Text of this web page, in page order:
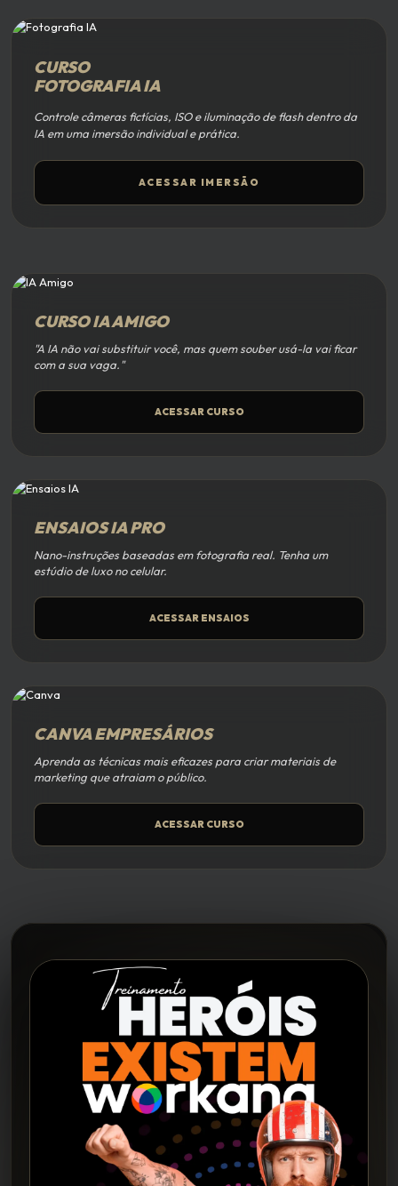
CURSO
FOTOGRAFIA IA
Controle câmeras fictícias, ISO e iluminação de flash dentro da
IA em uma imersão individual e prática.
ACESSAR IMERSÃO
CURSO IA AMIGO
"A IA não vai substituir você, mas quem souber usá-la vai ficar
com a sua vaga."
ACESSAR CURSO
ENSAIOS IA PRO
Nano-instruções baseadas em fotografia real. Tenha um
estúdio de luxo no celular.
ACESSAR ENSAIOS
CANVA EMPRESÁRIOS
Aprenda as técnicas mais eficazes para criar materiais de
marketing que atraiam o público.
ACESSAR CURSO